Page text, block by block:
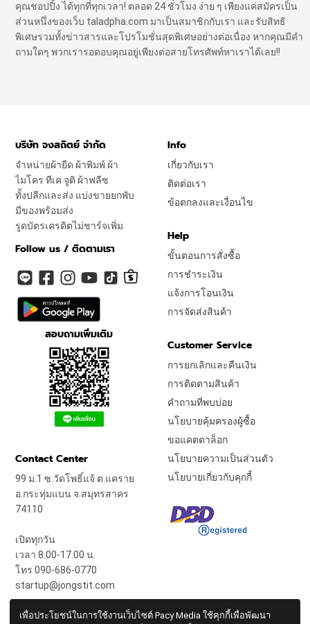
คุณชอปปิ้ง ได้ทุกที่ทุกเวลา! ตลอด 24 ชั่วโมง ง่าย ๆ เพียงแค่สมัครเป็น
ส่วนหนึ่งของเว็บ taladpha.com มาเป็นสมาชิกกับเรา และรับสิทธิ
พิเศษรวมทั้งข่าวสารและโปรโมชั่นสุดพิเศษอย่างต่อเนื่อง หากคุณมีคำ
ถามใดๆ พวกเรารอตอบคุณอยู่เพียงต่อสายโทรศัพท์หาเราได้เลย!!
บริษัท จงสถิตย์ จำกัด
จำหน่ายผ้ายืด ผ้าพิมพ์ ผ้า
ไมโคร ทีเค จูติ ผ้าฟลีซ
ทั้งปลีกและส่ง แบ่งขายยกพับ
มีของพร้อมส่ง
รูดบัตรเครดิตไม่ชาร์จเพิ่ม
Follow us / ติดตามเรา
สอบถามเพิ่มเติม
Info
เกี่ยวกับเรา
ติดต่อเรา
ข้อตกลงและเงื่อนไข
Help
ขั้นตอนการสั่งซื้อ
การชำระเงิน
แจ้งการโอนเงิน
การจัดส่งสินค้า
Customer Service
การยกเลิกและคืนเงิน
การติดตามสินค้า
คำถามที่พบบ่อย
นโยบายคุ้มครองผู้ซื้อ
ขอแคตตาล็อก
นโยบายความเป็นส่วนตัว
นโยบายเกี่ยวกับคุกกี้
Contact Center
99 ม.1 ซ.วัดโพธิ์แจ้ ต.แคราย
อ.กระทุ่มแบน จ.สมุทรสาคร
74110
เปิดทุกวัน
เวลา 8.00-17.00 น.
โทร 090-686-0770
startup@jongstit.com
เพื่อประโยชน์ในการใช้งานเว็บไซต์ Pacy Media ใช้คุกกี้เพื่อพัฒนา